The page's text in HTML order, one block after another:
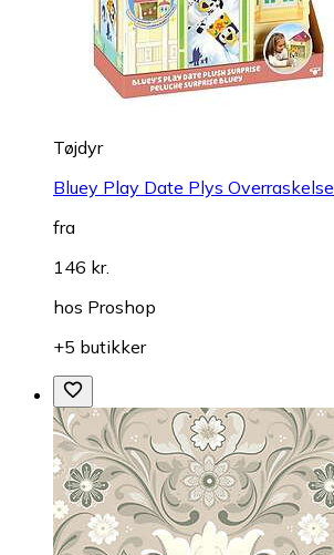
Tøjdyr
Bluey Play Date Plys Overraskelse
fra
146 kr.
hos Proshop
+5 butikker